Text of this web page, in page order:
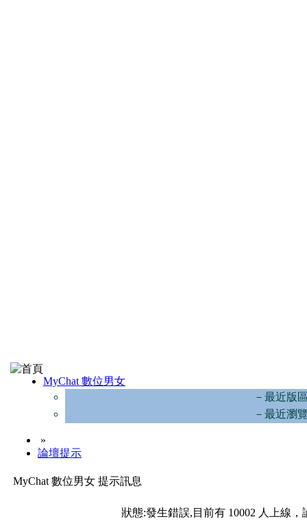
MyChat 數位男女
－最近版
－最近瀏
»
論壇提示
MyChat 數位男女 提示訊息
狀態:發生錯誤,目前有 10002 人上線